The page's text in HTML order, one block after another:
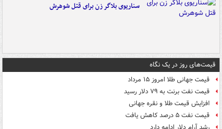
سناریوی بلاگر زن برای قتل شوهرش
قیمت‌های روز در یک نگاه
قیمت جهانی طلا امروز ۱۵ مرداد
قیمت نفت برنت به ۷۹ دلار رسید
افزایش قیمت طلا و نقره جهانی
قیمت نفت ۵ درصد کاهش یافت